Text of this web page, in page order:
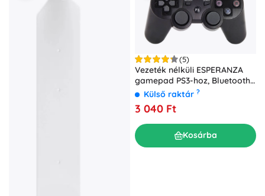
(5)
Vezeték nélküli ESPERANZA
gamepad PS3-hoz, Bluetooth,
fekete
Külső raktár ?
3 040 Ft
Kosárba